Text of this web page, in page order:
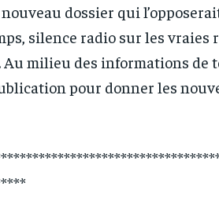
dossier qui
silence radio sur les vraies
milieu des informations de
pour donner les